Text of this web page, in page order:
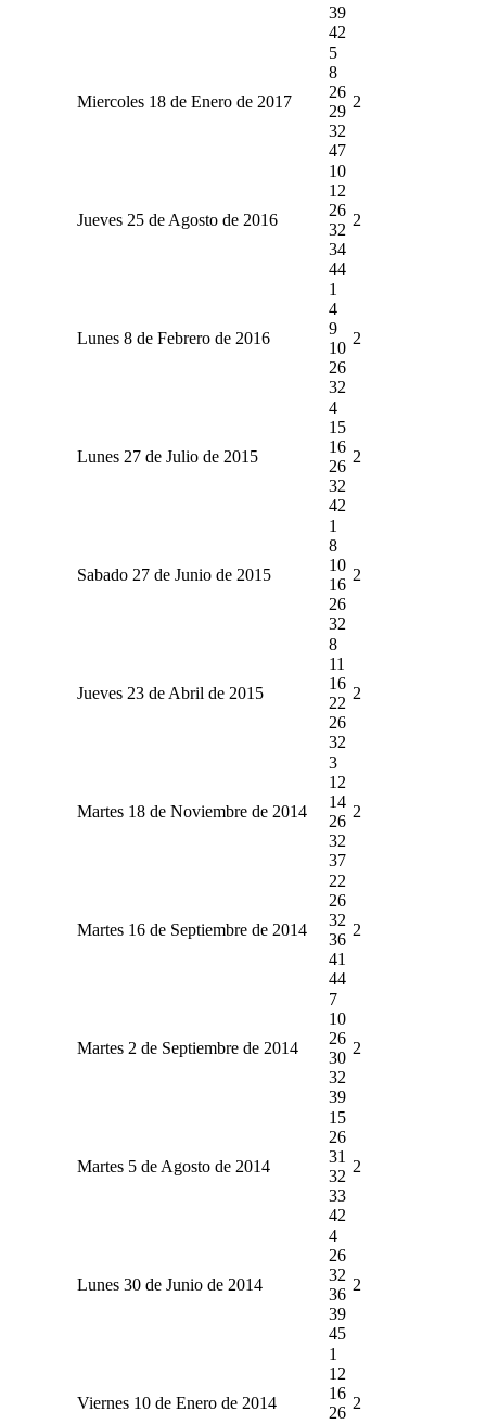
39
42
Miercoles 18 de Enero de 2017
5
8
26
29
32
47
2
Jueves 25 de Agosto de 2016
10
12
26
32
34
44
2
Lunes 8 de Febrero de 2016
1
4
9
10
26
32
2
Lunes 27 de Julio de 2015
4
15
16
26
32
42
2
Sabado 27 de Junio de 2015
1
8
10
16
26
32
2
Jueves 23 de Abril de 2015
8
11
16
22
26
32
2
Martes 18 de Noviembre de 2014
3
12
14
26
32
37
2
Martes 16 de Septiembre de 2014
22
26
32
36
41
44
2
Martes 2 de Septiembre de 2014
7
10
26
30
32
39
2
Martes 5 de Agosto de 2014
15
26
31
32
33
42
2
Lunes 30 de Junio de 2014
4
26
32
36
39
45
2
Viernes 10 de Enero de 2014
1
12
16
26
2